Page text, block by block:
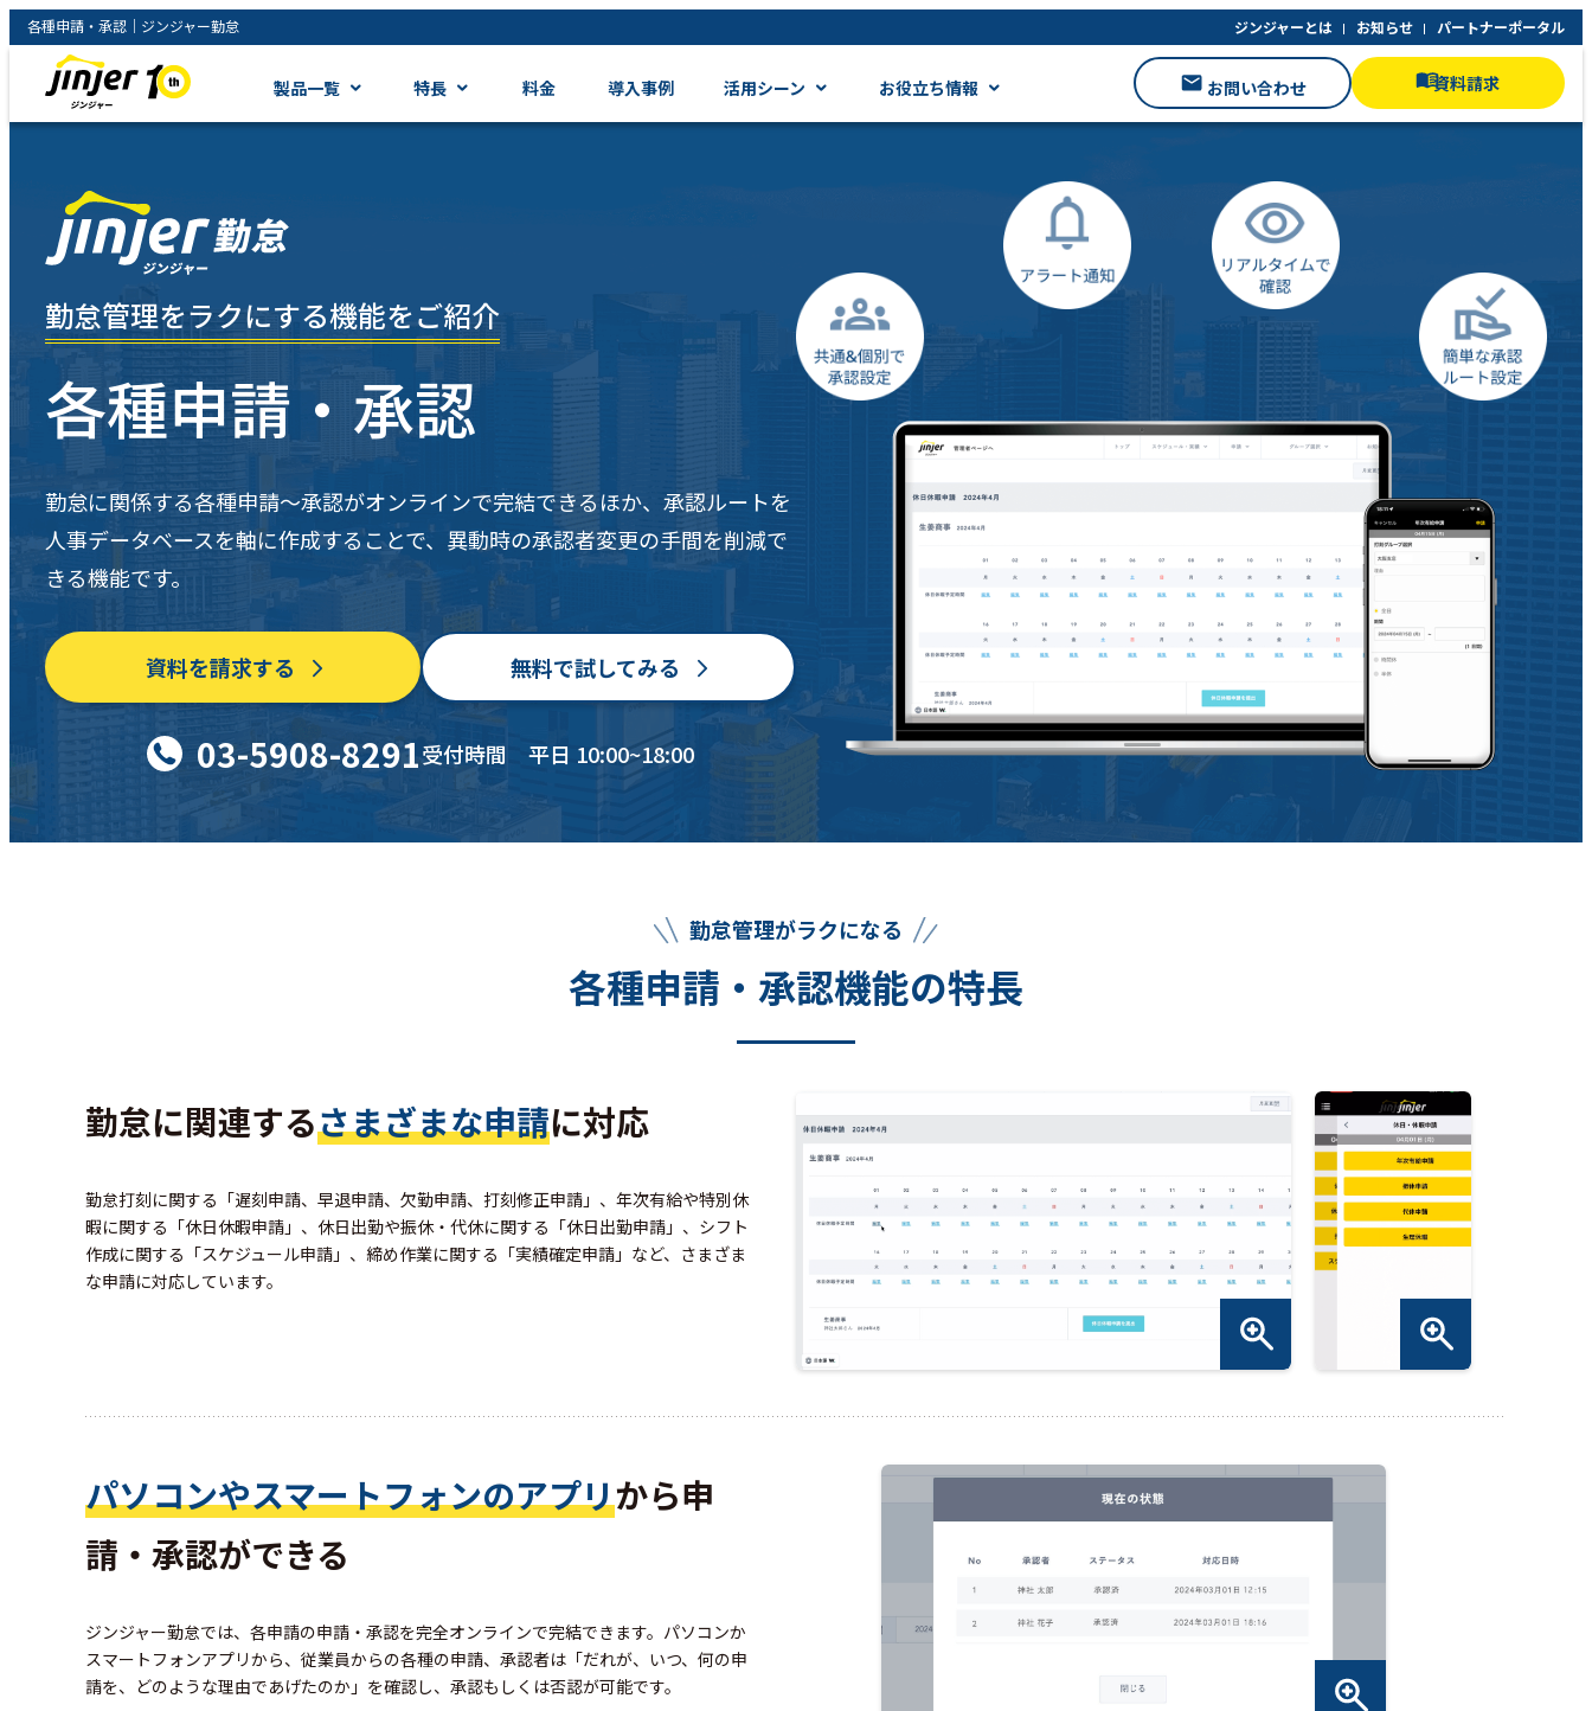
各種申請・承認｜ジンジャー勤怠 ジンジャーとは お知らせ パートナーポータル
製品一覧 特長 料金 導入事例 活用シーン お役立ち情報 お問い合わせ 資料請求
勤怠管理をラクにする機能をご紹介
各種申請・承認
勤怠に関係する各種申請〜承認がオンラインで完結できるほか、承認ルートを
人事データベースを軸に作成することで、異動時の承認者変更の手間を削減で
きる機能です。
資料を請求する 無料で試してみる
03-5908-8291受付時間 平日 10:00~18:00
勤怠管理がラクになる
各種申請・承認機能の特長
勤怠に関連するさまざまな申請に対応
勤怠打刻に関する「遅刻申請、早退申請、欠勤申請、打刻修正申請」、年次有給や特別休
暇に関する「休日休暇申請」、休日出勤や振休・代休に関する「休日出勤申請」、シフト
作成に関する「スケジュール申請」、締め作業に関する「実績確定申請」など、さまざま
な申請に対応しています。
パソコンやスマートフォンのアプリから申
請・承認ができる
ジンジャー勤怠では、各申請の申請・承認を完全オンラインで完結できます。パソコンか
スマートフォンアプリから、従業員からの各種の申請、承認者は「だれが、いつ、何の申
請を、どのような理由であげたのか」を確認し、承認もしくは否認が可能です。